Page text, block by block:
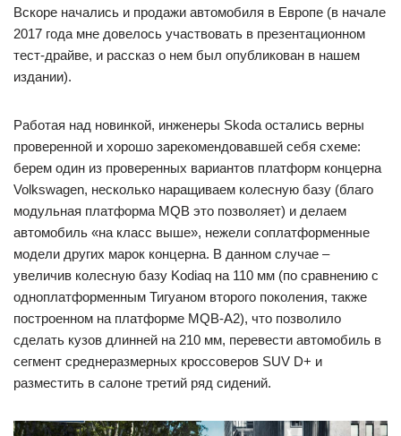
Вскоре начались и продажи автомобиля в Европе (в начале
2017 года мне довелось участвовать в презентационном
тест-драйве, и рассказ о нем был опубликован в нашем
издании).
Работая над новинкой, инженеры Skoda остались верны
проверенной и хорошо зарекомендовавшей себя схеме:
берем один из проверенных вариантов платформ концерна
Volkswagen, несколько наращиваем колесную базу (благо
модульная платформа MQB это позволяет) и делаем
автомобиль «на класс выше», нежели соплатформенные
модели других марок концерна. В данном случае –
увеличив колесную базу Kodiaq на 110 мм (по сравнению с
одноплатформенным Тигуаном второго поколения, также
построенном на платформе MQB-A2), что позволило
сделать кузов длинней на 210 мм, перевести автомобиль в
сегмент среднеразмерных кроссоверов SUV D+ и
разместить в салоне третий ряд сидений.